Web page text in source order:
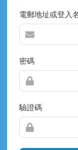
電郵地址或登入
密碼
驗證碼